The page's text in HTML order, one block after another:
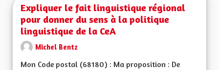
Expliquer le fait linguistique régional
pour donner du sens à la politique
linguistique de la CeA
Michel Bentz
Mon Code postal (68180) : Ma proposition : De